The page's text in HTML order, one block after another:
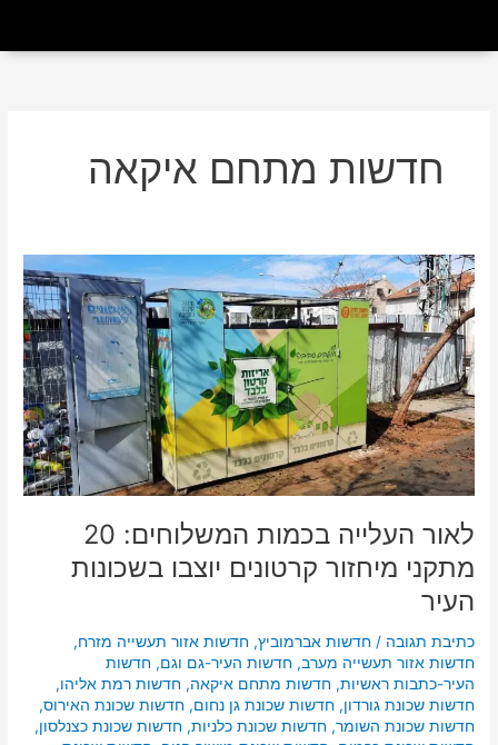
חדשות מתחם איקאה
לאור העלייה בכמות המשלוחים: 20
מתקני מיחזור קרטונים יוצבו בשכונות
העיר
כתיבת תגובה /חדשות אברמוביץ,חדשות אזור תעשייה מזרח,
חדשות אזור תעשייה מערב,חדשות העיר-גם וגם,חדשות
העיר-כתבות ראשיות,חדשות מתחם איקאה,חדשות רמת אליהו,
חדשות שכונת גורדון,חדשות שכונת גן נחום,חדשות שכונת האירוס,
חדשות שכונת השומר,חדשות שכונת כלניות,חדשות שכונת כצנלסון,
לאור
העלייה
בכמות
המשלוחים:
20
מתקני
מיחזור
קרטונים
יוצבו
בשכונות